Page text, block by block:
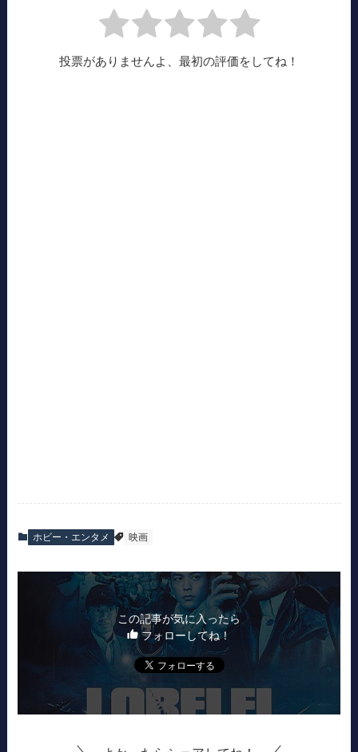
投票がありませんよ、最初の評価をしてね！
ホビー・エンタメ 映画
この記事が気に入ったら
フォローしてね！